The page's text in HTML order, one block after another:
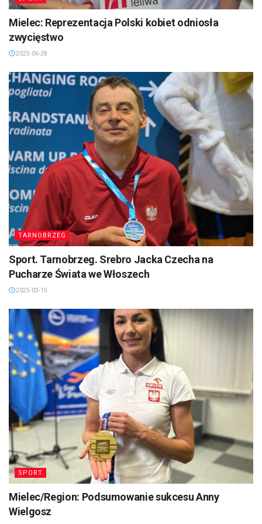
Mielec: Reprezentacja Polski kobiet odniosła
zwycięstwo
2025-06-28
TARNOBRZEG
Sport. Tarnobrzeg. Srebro Jacka Czecha na
Pucharze Świata we Włoszech
2025-03-15
SPORT
Mielec/Region: Podsumowanie sukcesu Anny
Wielgosz